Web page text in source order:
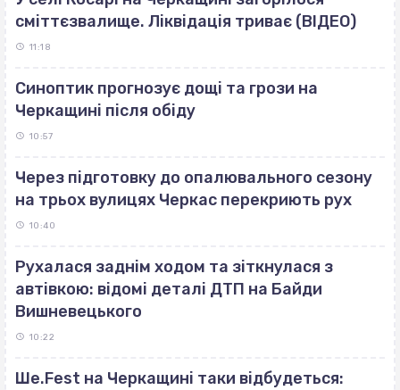
сміттєзвалище. Ліквідація триває (ВІДЕО)
11:18
Синоптик прогнозує дощі та грози на
Черкащині після обіду
10:57
Через підготовку до опалювального сезону
на трьох вулицях Черкас перекриють рух
10:40
Рухалася заднім ходом та зіткнулася з
автівкою: відомі деталі ДТП на Байди
Вишневецького
10:22
Ше.Fest на Черкащині таки відбудеться: